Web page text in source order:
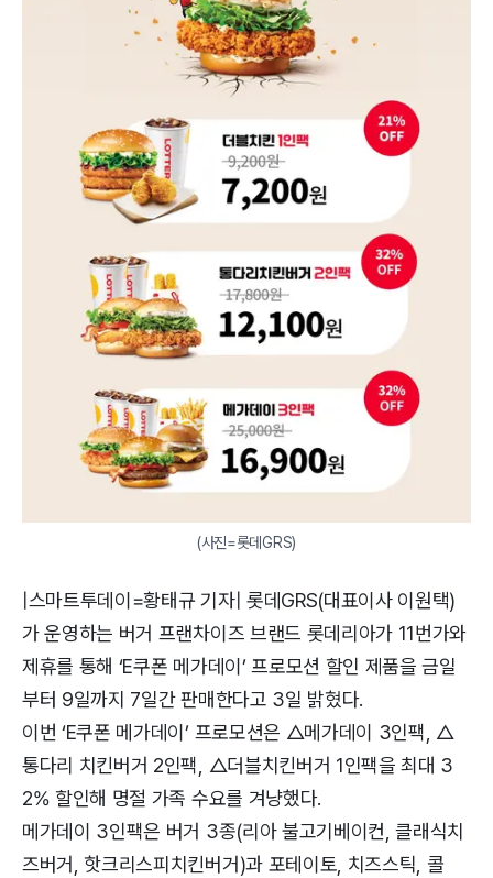
(사진=롯데GRS)
|스마트투데이=황태규 기자| 롯데GRS(대표이사 이원택)
가 운영하는 버거 프랜차이즈 브랜드 롯데리아가 11번가와
제휴를 통해 ‘E쿠폰 메가데이’ 프로모션 할인 제품을 금일
부터 9일까지 7일간 판매한다고 3일 밝혔다.
이번 ‘E쿠폰 메가데이’ 프로모션은 △메가데이 3인팩, △
통다리 치킨버거 2인팩, △더블치킨버거 1인팩을 최대 3
2% 할인해 명절 가족 수요를 겨냥했다.
메가데이 3인팩은 버거 3종(리아 불고기베이컨, 클래식치
즈버거, 핫크리스피치킨버거)과 포테이토, 치즈스틱, 콜